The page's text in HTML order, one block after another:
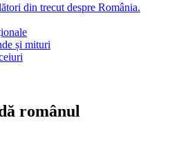
din trecut despre România.
și mituri
românul